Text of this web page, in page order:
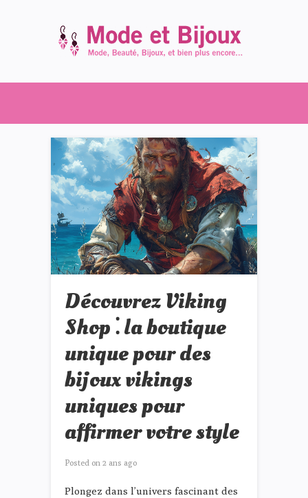
Découvrez Viking
Shop ⁚ la boutique
unique pour des
bijoux vikings
uniques pour
affirmer votre style
Posted on 2 ans ago
Plongez dans l’univers fascinant des